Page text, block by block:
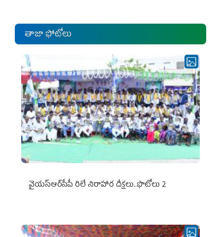
తాజా ఫోటోలు
వైయ‌స్ఆర్‌సీపీ రిలే నిరాహార దీక్షలు..ఫొటోలు 2